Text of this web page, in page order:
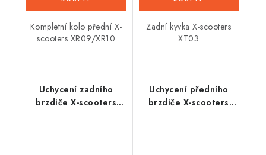
Kompletní kolo přední X-
scooters XR09/XR10
Zadní kyvka X-scooters
XT03
Uchycení zadního
brzdiče X-scooters
Uchycení předního
brzdiče X-scooters